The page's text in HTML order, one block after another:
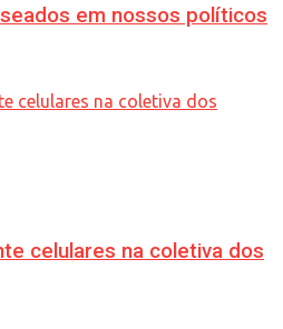
em nossos políticos
celulares na coletiva dos